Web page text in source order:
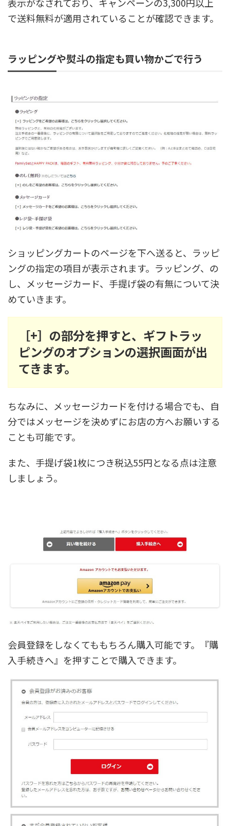
で送料無料が適用されていることが確認できます。
ラッピングや熨斗の指定も買い物かごで行う
ショッピングカートのページを下へ送ると、ラッピ
ングの指定の項目が表示されます。ラッピング、の
し、メッセージカード、手提げ袋の有無について決
めていきます。
［+］の部分を押すと、ギフトラッ
ピングのオプションの選択画面が出
てきます。
ちなみに、メッセージカードを付ける場合でも、自
分ではメッセージを決めずにお店の方へお願いする
ことも可能です。
また、手提げ袋1枚につき税込55円となる点は注意
しましょう。
会員登録をしなくてももちろん購入可能です。『購
入手続きへ』を押すことで購入できます。